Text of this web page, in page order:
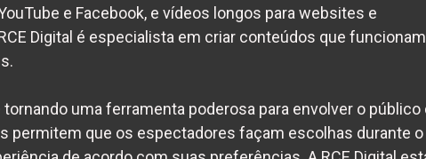
e Facebook, e vídeos longos para websites e
Digital é especialista em criar conteúdos que funcionam
uma ferramenta poderosa para envolver o público
permitem que os espectadores façam escolhas durante o